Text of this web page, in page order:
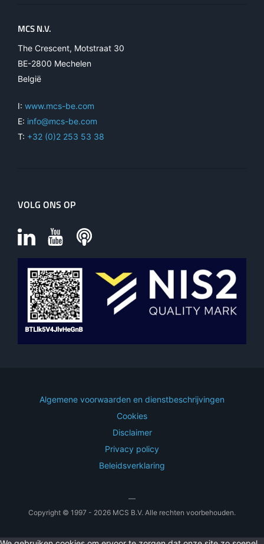
MCS N.V.
The Crescent, Motstraat 30
BE-2800 Mechelen
België
I: www.mcs-be.com
E: info@mcs-be.com
T: +32 (0)2 253 53 38
VOLG ONS OP
Algemene voorwaarden en dienstbeschrijvingen
Cookies
Disclaimer
Privacy policy
Beleidsverklaring
—
Copyright © 1997 - 2026 MCS B.V. Alle rechten voorbehouden.